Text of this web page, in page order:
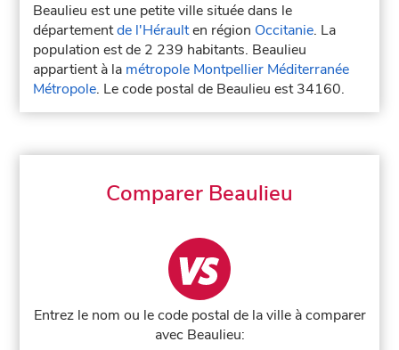
Beaulieu est une petite ville située dans le
départementde l'Héraulten région Occitanie. La
population est de 2 239 habitants. Beaulieu
appartient à la métropole Montpellier Méditerranée
Métropole. Le code postal de Beaulieu est 34160.
Comparer Beaulieu
Entrez le nom ou le code postal de la ville à comparer
avec Beaulieu: